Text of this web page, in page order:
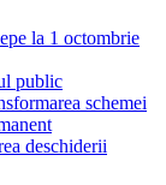
la 1 octombrie
public
schemei
deschiderii